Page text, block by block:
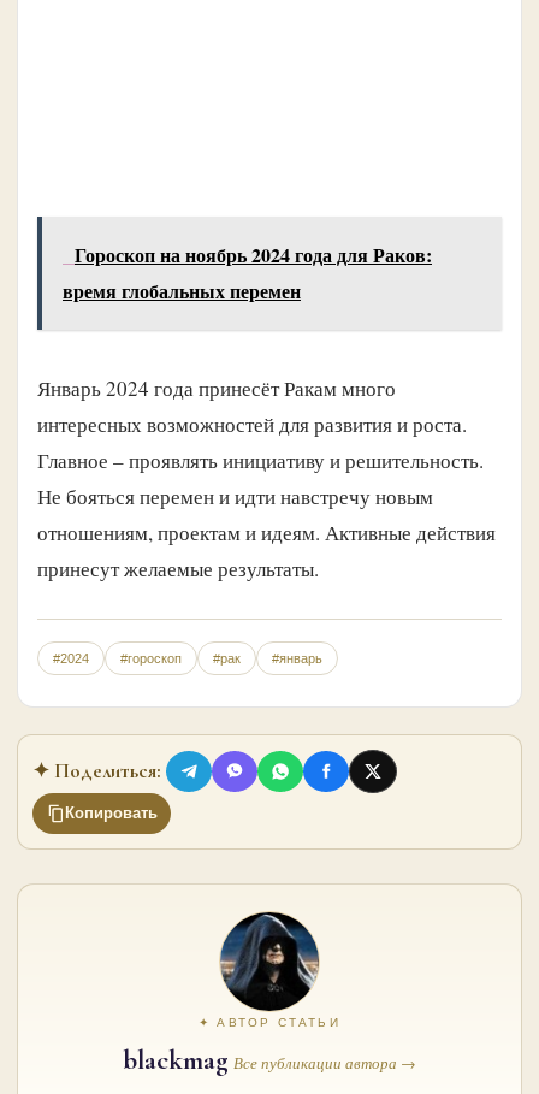
Гороскоп на ноябрь 2024 года для Раков:
время глобальных перемен
Январь 2024 года принесёт Ракам много
интересных возможностей для развития и роста.
Главное – проявлять инициативу и решительность.
Не бояться перемен и идти навстречу новым
отношениям, проектам и идеям. Активные действия
принесут желаемые результаты.
#2024 #гороскоп #рак #январь
✦ Поделиться:
Копировать
✦ АВТОР СТАТЬИ
blackmag Все публикации автора →